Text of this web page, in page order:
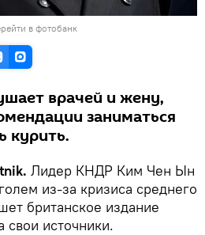
в фотобанк
врачей и жену,
заниматься
курить.
Лидер КНДР Ким Чен Ын
из-за кризиса среднего
британское издание
свои источники.